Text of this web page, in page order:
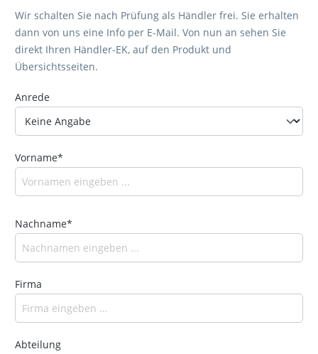
Wir schalten Sie nach Prüfung als Händler frei. Sie erhalten
dann von uns eine Info per E-Mail. Von nun an sehen Sie
direkt Ihren Händler-EK, auf den Produkt und
Übersichtsseiten.
Anrede
Vorname*
Nachname*
Firma
Abteilung